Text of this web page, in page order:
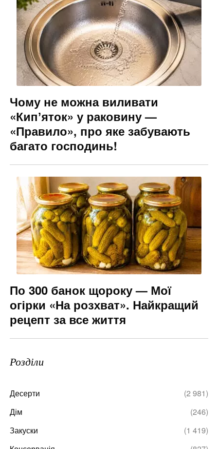
Чому не можна виливати
«Кипʼяток» у раковину —
«Правило», про яке забувають
багато господинь!
По 300 банок щороку — Мої
огірки «На розхват». Найкращий
рецепт за все життя
Розділи
Десерти
(2 981)
Дім
(246)
Закуски
(1 419)